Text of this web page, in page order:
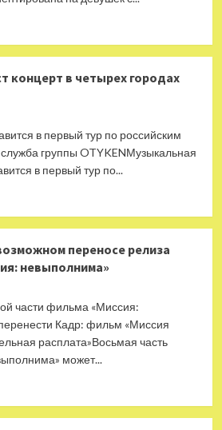
концерт в четырех городах
в первый тур по российским
группы OTYKENМузыкальная
в первый тур по...
переносе релиза
невыполнима»
части фильма «Миссия:
Кадр: фильм «Миссия
расплата»Восьмая часть
может...